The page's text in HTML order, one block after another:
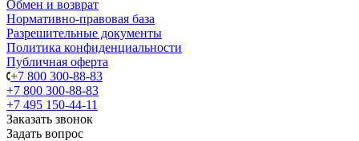
Обмен и возврат
Нормативно-правовая база
Разрешительные документы
Политика конфиденциальности
Публичная оферта
+7 800 300-88-83
+7 800 300-88-83
+7 495 150-44-11
Заказать звонок
Задать вопрос